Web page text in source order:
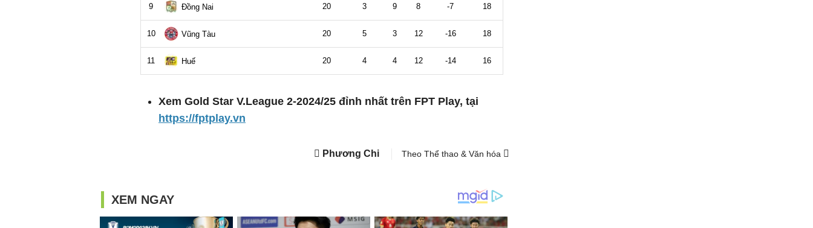
Xem Gold Star V.League 2-2024/25 đỉnh nhất trên FPT Play, tại
https://fptplay.vn
Phương Chi Theo Thể thao & Văn hóa